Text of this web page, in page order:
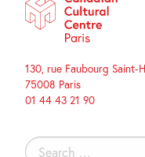
130, rue Faubourg Saint-
75008 Paris
01 44 43 21 90
Search